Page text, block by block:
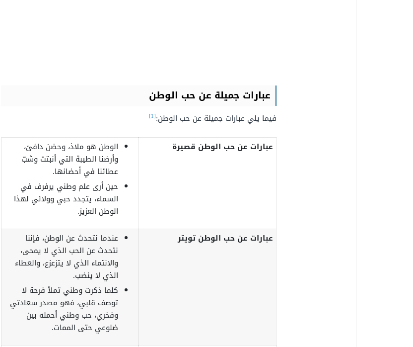
عبارات جميلة عن حب الوطن
فيما يلي عبارات جميلة عن حب الوطن:[1]
عبارات عن حب الوطن قصيرة
الوطن هو ملاذ، وحضن دافئ،
وأرضنا الطيبة التي أنبتت وشبّ
عطائنا في أحضانها.
حين أرى علم وطني يرفرف في
السماء، يتجدد حبي وولائي لهذا
الوطن العزيز.
عبارات عن حب الوطن تويتر
عندما نتحدث عن الوطن، فإننا
نتحدث عن الحب الذي لا يمحى،
والانتماء الذي لا يتزعزع، والعطاء
الذي لا ينضب.
كلما ذكرت وطني تملأ فرحة لا
توصف قلبي، فهو مصدر سعادتي
وفخري، حب وطني أحمله بين
ضلوعي حتى الممات.